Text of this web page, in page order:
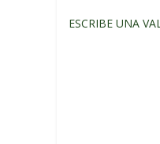
ESCRIBE UNA